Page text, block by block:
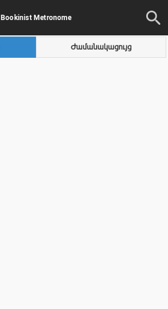
Bookinist Metronome
Ժամանակացույց